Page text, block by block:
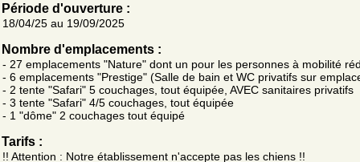
Période d'ouverture :
18/04/25 au 19/09/2025
Nombre d'emplacements :
- 27 emplacements "Nature" dont un pour les personnes à mobilité
- 6 emplacements "Prestige" (Salle de bain et WC privatifs sur
- 2 tente "Safari" 5 couchages, tout équipée, AVEC sanitaires privatifs
- 3 tente "Safari" 4/5 couchages, tout équipée
- 1 "dôme" 2 couchages tout équipé
Tarifs :
!! Attention : Notre établissement n'accepte pas les chiens !!